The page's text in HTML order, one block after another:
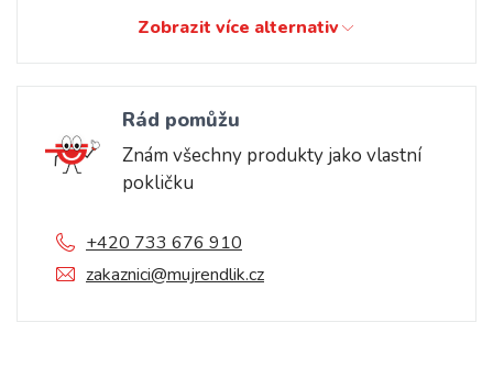
Zobrazit více alternativ
Rád pomůžu
Znám všechny produkty jako vlastní
pokličku
+420 733 676 910
zakaznici@mujrendlik.cz